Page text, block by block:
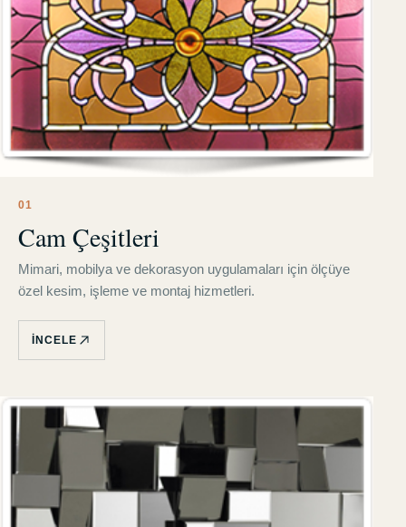
01
Cam Çeşitleri
Mimari, mobilya ve dekorasyon uygulamaları için ölçüye
özel kesim, işleme ve montaj hizmetleri.
İNCELE